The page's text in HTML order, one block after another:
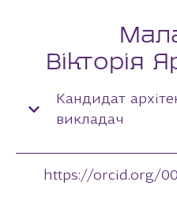
Вікторія
Кандидат
викладач
https://orcid.org/